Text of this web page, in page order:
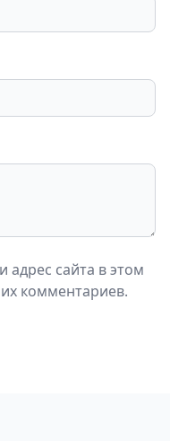
адрес сайта в этом
комментариев.